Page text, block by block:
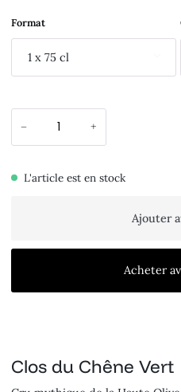
Format
1 x 75 cl
− +
L'article est en stock
Ajouter
Clos du Chêne Vert